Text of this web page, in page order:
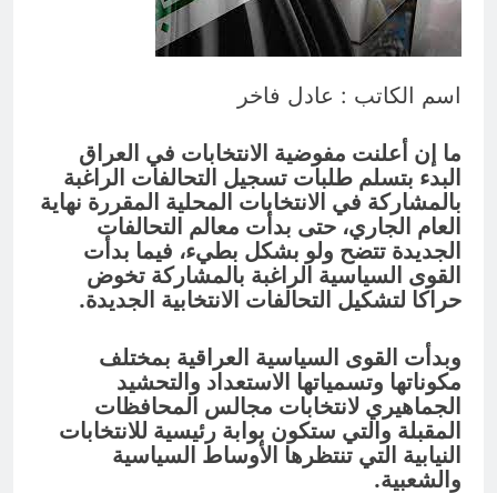
وعمليات النهب
10 ساعات Ago
اسم الكاتب : عادل فاخر
ما إن أعلنت مفوضية الانتخابات في العراق
البدء بتسلم طلبات تسجيل التحالفات الراغبة
بالمشاركة في الانتخابات المحلية المقررة نهاية
العام الجاري، حتى بدأت معالم التحالفات
الجديدة تتضح ولو بشكل بطيء، فيما بدأت
القوى السياسية الراغبة بالمشاركة تخوض
حراكا لتشكيل التحالفات الانتخابية الجديدة.
وبدأت القوى السياسية العراقية بمختلف
مكوناتها وتسمياتها الاستعداد والتحشيد
الجماهيري لانتخابات مجالس المحافظات
المقبلة والتي ستكون بوابة رئيسية للانتخابات
النيابية التي تنتظرها الأوساط السياسية
والشعبية.